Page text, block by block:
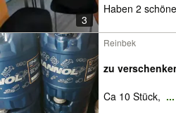
3
Haben 2
Reinbek
zu
Ca 10 Stück, ...